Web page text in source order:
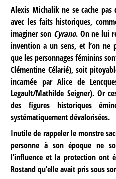
Alexis Michalik ne se cache pas
avec les faits historiques,
imaginer son Cyrano. On ne lui
invention a un sens, et l’on ne
que les personnages féminins
Clémentine Célarié), soit
incarnée par Alice de
Legault/Mathilde Seigner). Or
des figures historiques
systématiquement dévalorisées.
Inutile de rappeler le monstre
personne à son époque ne
l’influence et la protection ont
Rostand qu’elle avait pris sous